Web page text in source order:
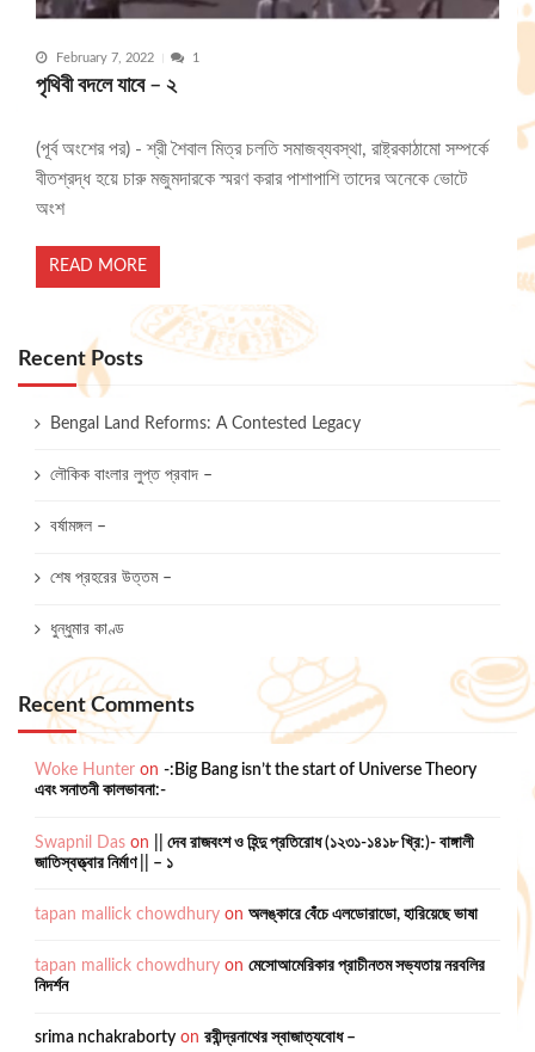
February 7, 2022 1
পৃথিবী বদলে যাবে – ২
(পূর্ব অংশের পর) - শ্রী শৈবাল মিত্র চলতি সমাজব্যবস্থা, রাষ্ট্রকাঠামো সম্পর্কে
বীতশ্রদ্ধ হয়ে চারু মজুমদারকে স্মরণ করার পাশাপাশি তাদের অনেকে ভোটে
অংশ
READ MORE
Recent Posts
Bengal Land Reforms: A Contested Legacy
লৌকিক বাংলার লুপ্ত প্রবাদ –
বর্ষামঙ্গল –
শেষ প্রহরের উত্তম –
ধুন্ধুমার কাণ্ড
Recent Comments
Woke Hunter on -:Big Bang isn’t the start of Universe Theory
এবং সনাতনী কালভাবনা:-
Swapnil Das on
|| দেব রাজবংশ ও হিন্দু প্রতিরোধ (১২৩১-১৪১৮ খ্রি:)- বাঙ্গালী
জাতিস্বত্ত্বার নির্মাণ || – ১
tapan mallick chowdhury on অলঙ্কারে বেঁচে এলডোরাডো, হারিয়েছে ভাষা
tapan mallick chowdhury on মেসোআমেরিকার প্রাচীনতম সভ্যতায় নরবলির
নিদর্শন
srima nchakraborty on রবীন্দ্রনাথের স্বাজাত্যবোধ –